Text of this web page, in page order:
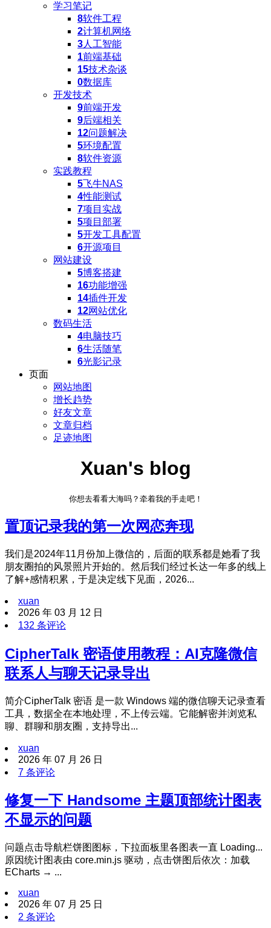
学习笔记
8软件工程
2计算机网络
3人工智能
1前端基础
15技术杂谈
0数据库
开发技术
9前端开发
9后端相关
12问题解决
5环境配置
8软件资源
实践教程
5飞牛NAS
4性能测试
7项目实战
5项目部署
5开发工具配置
6开源项目
网站建设
5博客搭建
16功能增强
14插件开发
12网站优化
数码生活
4电脑技巧
6生活随笔
6光影记录
页面
网站地图
增长趋势
好友文章
文章归档
足迹地图
Xuan's blog
你想去看看大海吗？牵着我的手走吧！
置顶记录我的第一次网恋奔现
我们是2024年11月份加上微信的，后面的联系都是她看了我
朋友圈拍的风景照片开始的。然后我们经过长达一年多的线上
了解+感情积累，于是决定线下见面，2026...
xuan
2026 年 03 月 12 日
132 条评论
CipherTalk 密语使用教程：AI克隆微信
联系人与聊天记录导出
简介CipherTalk 密语 是一款 Windows 端的微信聊天记录查看
工具，数据全在本地处理，不上传云端。它能解密并浏览私
聊、群聊和朋友圈，支持导出...
xuan
2026 年 07 月 26 日
7 条评论
修复一下 Handsome 主题顶部统计图表
不显示的问题
问题点击导航栏饼图图标，下拉面板里各图表一直 Loading...
原因统计图表由 core.min.js 驱动，点击饼图后依次：加载
ECharts → ...
xuan
2026 年 07 月 25 日
2 条评论